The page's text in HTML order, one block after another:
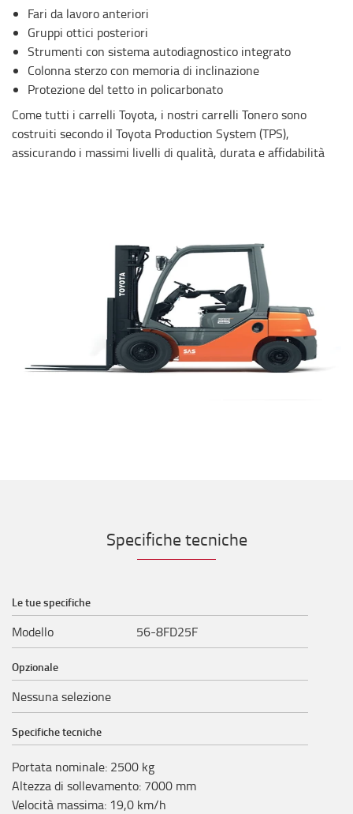
Fari da lavoro anteriori
Gruppi ottici posteriori
Strumenti con sistema autodiagnostico integrato
Colonna sterzo con memoria di inclinazione
Protezione del tetto in policarbonato
Come tutti i carrelli Toyota, i nostri carrelli Tonero sono
costruiti secondo il Toyota Production System (TPS),
assicurando i massimi livelli di qualità, durata e affidabilità
Specifiche tecniche
Le tue specifiche
Modello 56-8FD25F
Opzionale
Nessuna selezione
Specifiche tecniche
Portata nominale: 2500 kg
Altezza di sollevamento: 7000 mm
Velocità massima: 19,0 km/h